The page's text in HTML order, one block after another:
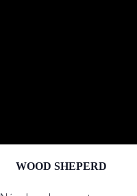
WOOD SHEPERD